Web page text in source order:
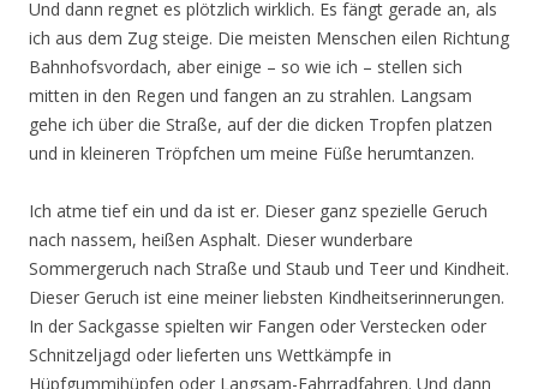
Und dann regnet es plötzlich wirklich. Es fängt gerade an, als
ich aus dem Zug steige. Die meisten Menschen eilen Richtung
Bahnhofsvordach, aber einige – so wie ich – stellen sich
mitten in den Regen und fangen an zu strahlen. Langsam
gehe ich über die Straße, auf der die dicken Tropfen platzen
und in kleineren Tröpfchen um meine Füße herumtanzen.
Ich atme tief ein und da ist er. Dieser ganz spezielle Geruch
nach nassem, heißen Asphalt. Dieser wunderbare
Sommergeruch nach Straße und Staub und Teer und Kindheit.
Dieser Geruch ist eine meiner liebsten Kindheitserinnerungen.
In der Sackgasse spielten wir Fangen oder Verstecken oder
Schnitzeljagd oder lieferten uns Wettkämpfe in
Hüpfgummihüpfen oder Langsam-Fahrradfahren. Und dann